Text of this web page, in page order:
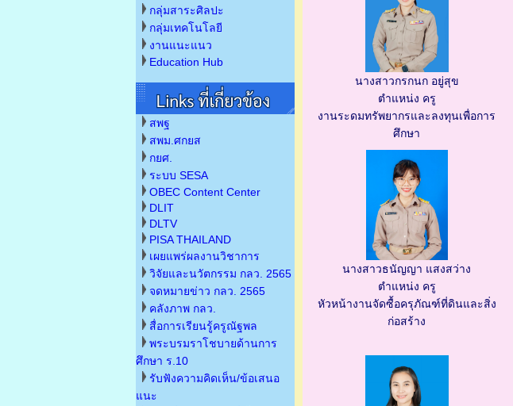
กลุ่มสาระศิลปะ
กลุ่มเทคโนโลยี
งานแนะแนว
Education Hub
สพฐ
สพม.ศกยส
กยศ.
ระบบ SESA
OBEC Content Center
DLIT
DLTV
PISA THAILAND
เผยแพร่ผลงานวิชาการ
วิจัยและนวัตกรรม กลว. 2565
จดหมายข่าว กลว. 2565
คลังภาพ กลว.
สื่อการเรียนรู้ครูณัฐพล
พระบรมราโชบายด้านการ
ศึกษา ร.10
รับฟังความคิดเห็น/ข้อเสนอ
แนะ
นางสาวกรกนก อยู่สุข
ตำแหน่ง ครู
งานระดมทรัพยากรและลงทุนเพื่อการ
ศึกษา
นางสาวธนัญญา แสงสว่าง
ตำแหน่ง ครู
หัวหน้างานจัดซื้อครุภัณฑ์ที่ดินและสิ่ง
ก่อสร้าง